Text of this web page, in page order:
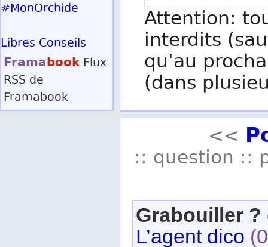
Attention:
interdits
qu'au
(dans
<<
:: question ::
Grabouiller
L’agent dico
#MonOrchide
Libres Conseils
Framabook Flux
RSS de
Framabook